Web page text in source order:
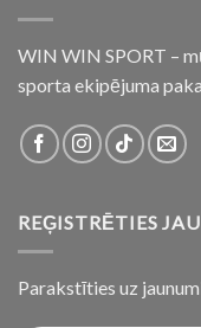
WIN WIN SPORT –
sporta ekipējuma
REĢISTRĒTIES
Parakstīties uz